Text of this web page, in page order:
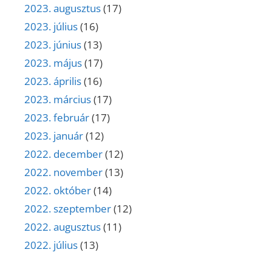
2023. augusztus(17)
2023. július(16)
2023. június(13)
2023. május(17)
2023. április(16)
2023. március(17)
2023. február(17)
2023. január(12)
2022. december(12)
2022. november(13)
2022. október(14)
2022. szeptember(12)
2022. augusztus(11)
2022. július(13)